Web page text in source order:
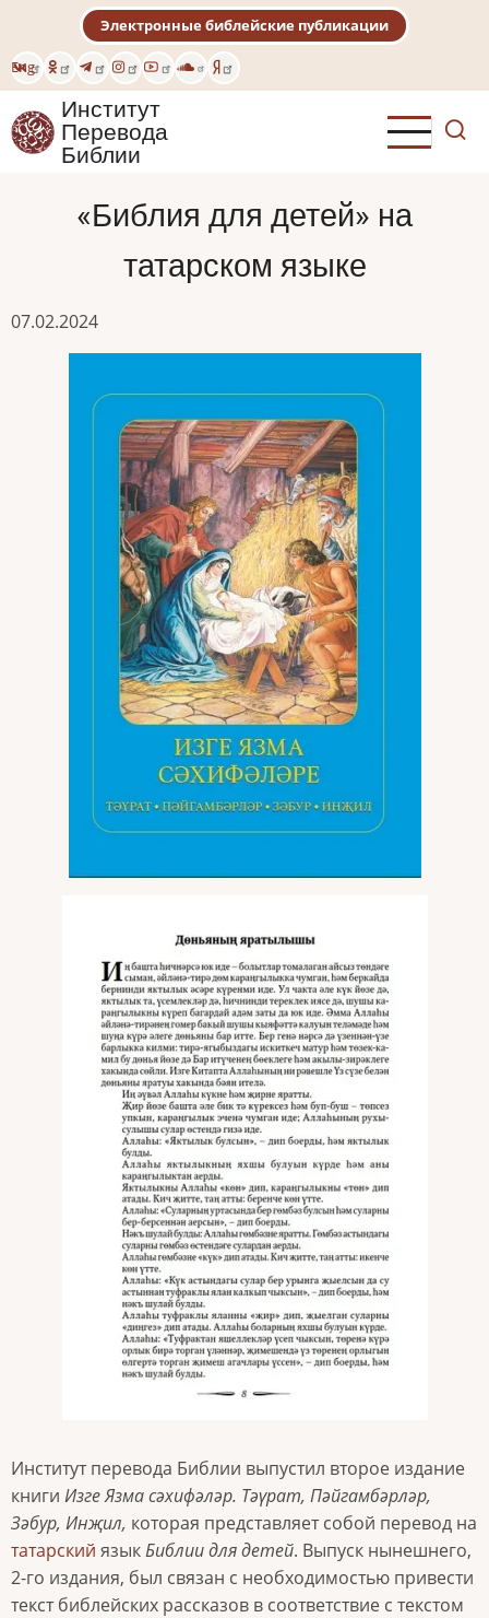
основному
содержанию
Eng
Электронные библейские публикации
Институт
Перевода
Библии
«Библия для детей» на
татарском языке
07.02.2024
Институт перевода Библии выпустил второе издание
книги Изге Язма сәхифәләр. Тәүрат, Пәйгамбәрләр,
Зәбур, Инҗил, которая представляет собой перевод на
татарский языкБиблии для детей. Выпуск нынешнего,
2-го издания, был связан с необходимостью привести
текст библейских рассказов в соответствие с текстом